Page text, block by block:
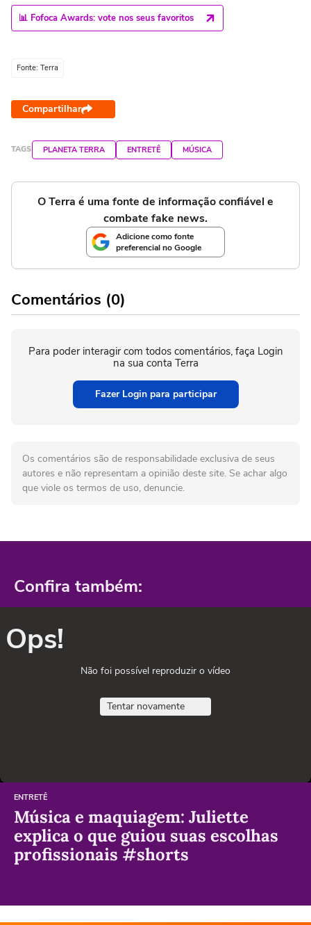
📊 Fofoca Awards: vote nos seus favoritos
Fonte: Terra
Compartilhar
TAGS PLANETA TERRA ENTRETÊ MÚSICA
O Terra é uma fonte de informação confiável e
combate fake news.
Adicione como fonte
preferencial no Google
Comentários (0)
Para poder interagir com todos comentários, faça Login
na sua conta Terra
Fazer Login para participar
Os comentários são de responsabilidade exclusiva de seus
autores e não representam a opinião deste site. Se achar algo
que viole os termos de uso, denuncie.
Confira também:
Ops!
Não foi possível reproduzir o vídeo
Tentar novamente
ENTRETÊ
Música e maquiagem: Juliette
explica o que guiou suas escolhas
profissionais #shorts